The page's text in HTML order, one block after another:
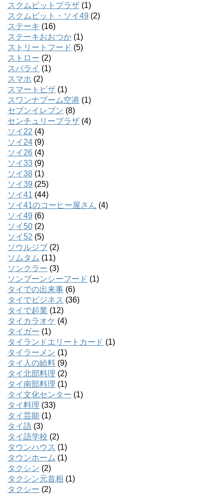
スクムビットプラザ (1)
スクムビット・ソイ49 (2)
ステーキ (16)
ステーキおおつか (1)
ストリートフード (5)
ストロー (2)
スパライ (1)
スマホ (2)
スマートビザ (1)
スワンナプーム空港 (1)
セブンイレブン (8)
センチュリープラザ (4)
ソイ22 (4)
ソイ24 (9)
ソイ26 (4)
ソイ33 (9)
ソイ38 (1)
ソイ39 (25)
ソイ41 (44)
ソイ41のコーヒー屋さん (4)
ソイ49 (6)
ソイ50 (2)
ソイ52 (5)
ソウルジブ (2)
ソムタム (11)
ソンクラー (3)
ソンブーンシーフード (1)
タイでの出来事 (6)
タイでビジネス (36)
タイで起業 (12)
タイカラオケ (4)
タイガー (1)
タイランドエリートカード (1)
タイラーメン (1)
タイ人の給料 (9)
タイ北部料理 (2)
タイ南部料理 (1)
タイ文化センター (1)
タイ料理 (33)
タイ芸能 (1)
タイ語 (3)
タイ語学校 (2)
タウンハウス (1)
タウンホーム (1)
タクシン (2)
タクシン元首相 (1)
タクシー (2)